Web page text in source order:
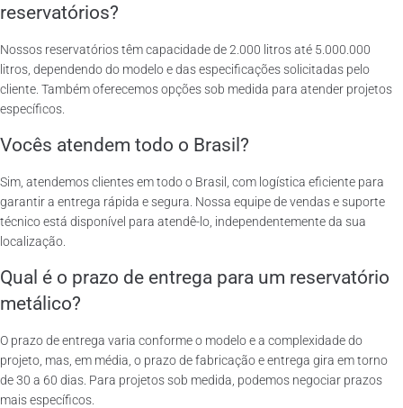
reservatórios?
Nossos reservatórios têm capacidade de 2.000 litros até 5.000.000
litros, dependendo do modelo e das especificações solicitadas pelo
cliente. Também oferecemos opções sob medida para atender projetos
específicos.
Vocês atendem todo o Brasil?
Sim, atendemos clientes em todo o Brasil, com logística eficiente para
garantir a entrega rápida e segura. Nossa equipe de vendas e suporte
técnico está disponível para atendê-lo, independentemente da sua
localização.
Qual é o prazo de entrega para um reservatório
metálico?
O prazo de entrega varia conforme o modelo e a complexidade do
projeto, mas, em média, o prazo de fabricação e entrega gira em torno
de 30 a 60 dias. Para projetos sob medida, podemos negociar prazos
mais específicos.